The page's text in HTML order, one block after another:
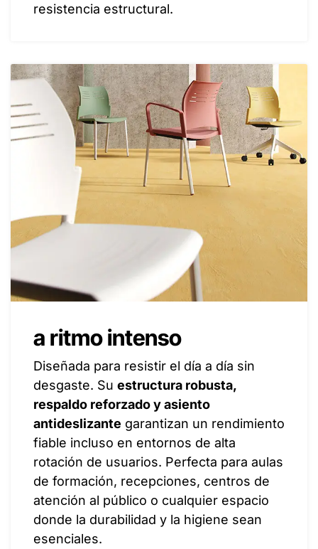
resistencia estructural.
a ritmo intenso
Diseñada para resistir el día a día sin
desgaste. Su estructura robusta,
respaldo reforzado y asiento
antideslizante garantizan un rendimiento
fiable incluso en entornos de alta
rotación de usuarios. Perfecta para aulas
de formación, recepciones, centros de
atención al público o cualquier espacio
donde la durabilidad y la higiene sean
esenciales.